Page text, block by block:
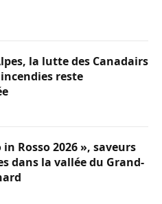
la lutte des Canadairs
reste
in Rosso 2026 », saveurs
dans la vallée du Grand-